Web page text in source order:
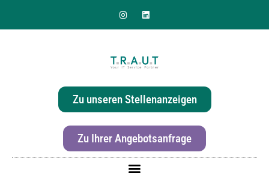
Zu unseren Stellenanzeigen
Zu Ihrer Angebotsanfrage
Sie suchen nach einer
effizienten & hochwertigen
Druckerlösung für Ihr Büro?